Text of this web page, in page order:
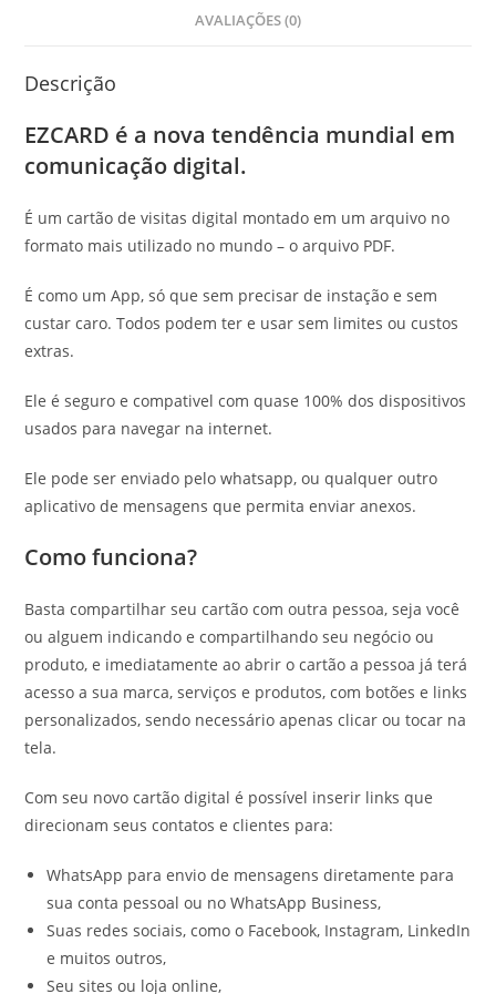
AVALIAÇÕES (0)
Descrição
EZCARD é a nova tendência mundial em
comunicação digital.
É um cartão de visitas digital montado em um arquivo no
formato mais utilizado no mundo – o arquivo PDF.
É como um App, só que sem precisar de instação e sem
custar caro. Todos podem ter e usar sem limites ou custos
extras.
Ele é seguro e compativel com quase 100% dos dispositivos
usados para navegar na internet.
Ele pode ser enviado pelo whatsapp, ou qualquer outro
aplicativo de mensagens que permita enviar anexos.
Como funciona?
Basta compartilhar seu cartão com outra pessoa, seja você
ou alguem indicando e compartilhando seu negócio ou
produto, e imediatamente ao abrir o cartão a pessoa já terá
acesso a sua marca, serviços e produtos, com botões e links
personalizados, sendo necessário apenas clicar ou tocar na
tela.
Com seu novo cartão digital é possível inserir links que
direcionam seus contatos e clientes para:
WhatsApp para envio de mensagens diretamente para
sua conta pessoal ou no WhatsApp Business,
Suas redes sociais, como o Facebook, Instagram, LinkedIn
e muitos outros,
Seu sites ou loja online,